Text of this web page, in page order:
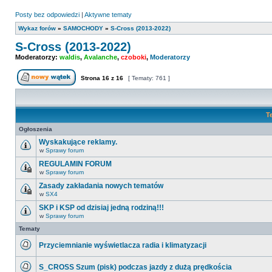
Posty bez odpowiedzi | Aktywne tematy
Wykaz forów » SAMOCHODY » S-Cross (2013-2022)
S-Cross (2013-2022)
Moderatorzy: waldis, Avalanche, czoboki, Moderatorzy
Nowy temat
Strona 16 z 16 [ Tematy: 761 ]
Ogłoszenia
Nie
ma
nieprzeczytanych
postów
Wyskakujące reklamy.
w Sprawy forum
Ten
temat
jest
zamknięty.
Nie
można
nim
pisać
ani
edytować
postów.
REGULAMIN FORUM
w Sprawy forum
Ten
temat
jest
zamknięty.
Nie
można
nim
ani
edytować
Zasady zakładania nowych tematów
w SX4
Nie
ma
nieprzeczytanych
SKP i KSP od dzisiaj jedną rodziną!!!
w Sprawy forum
Tematy
nieprzeczytanych
Przyciemnianie wyświetlacza radia i klimatyzacji
S_CROSS Szum (pisk) podczas jazdy z dużą prędkościa